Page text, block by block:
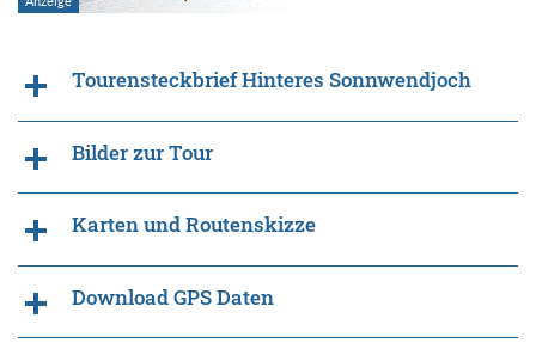
Tourensteckbrief Hinteres Sonnwendjoch
Bilder zur Tour
Karten und Routenskizze
Download GPS Daten